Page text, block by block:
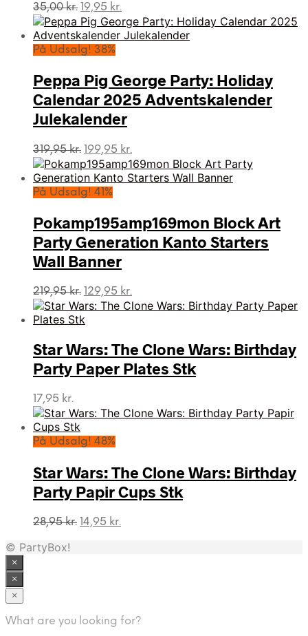
35,00kr. Den
oprindelige
pris
var:
19,95 kr.
aktuelle
pris
På Udsalg! 38%
Peppa Pig George Party: Holiday
Calendar 2025 Adventskalender
Julekalender
319,95kr. Den
oprindelige
pris
var:
199,95 kr.
aktuelle
pris
På Udsalg! 41%
Pokamp195amp169mon Block Art
Party Generation Kanto Starters
Wall Banner
219,95kr. Den
oprindelige
pris
219,95 kr..
129,95 kr.
aktuelle
129,95 kr..
Star Wars: The Clone Wars: Birthday
Party Paper Plates Stk
17,95 kr.
På Udsalg! 48%
Star Wars: The Clone Wars: Birthday
Party Papir Cups Stk
28,95kr. Den
14,95 kr.
© PartyBox!
×
×
×
What are you looking for?